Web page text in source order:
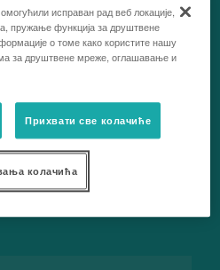
nas
исправан рад веб локације,
пружање функција за друштвене
о томе како користите нашу
за друштвене мреже, оглашавање и
Прихвати све колачиће
колачића